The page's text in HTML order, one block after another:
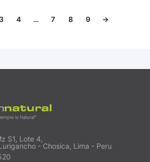
3 4 … 7 8 9 →
S1, Lote 4,
- Chosica, Lima - Peru